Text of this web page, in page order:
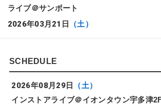
ライブ＠サンポート
2026年03月21日 （土）
SCHEDULE
インストアライブ＠イオンタウン宇多津
2026年08月29日 （土）